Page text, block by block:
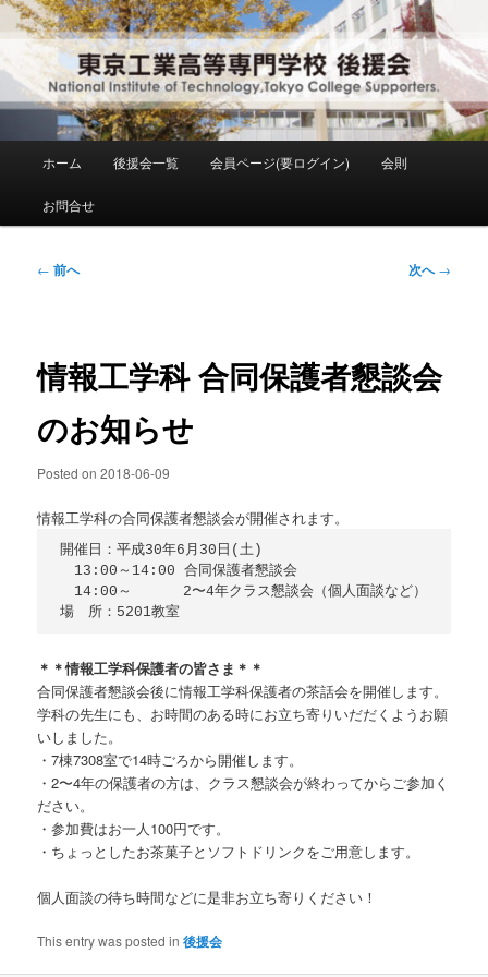
メ
イ
ン
コ
ン
東京工業高等専門学校 後援会
National Institute of Technology ,Tokyo College Supporters.
メ
ホーム 後援会一覧 会員ページ(要ログイン) 会則
お問合せ
投
ゲ
ー
ョ
ン
← 前へ 次へ→
情報工学科 合同保護者懇談会
のお知らせ
Posted on2018-06-09
情報工学科の合同保護者懇談会が開催されます。
開催日：平成30年6月30日(土)
13:00～14:00 合同保護者懇談会
14:00～ 　　　2〜4年クラス懇談会（個人面談など）
場　所：5201教室
＊＊情報工学科保護者の皆さま＊＊
合同保護者懇談会後に情報工学科保護者の茶話会を開催します。
学科の先生にも、お時間のある時にお立ち寄りいだだくようお願
いしました。
・7棟7308室で14時ごろから開催します。
・2〜4年の保護者の方は、クラス懇談会が終わってからご参加く
ださい。
・参加費はお一人100円です。
・ちょっとしたお茶菓子とソフトドリンクをご用意します。
個人面談の待ち時間などに是非お立ち寄りください！
This entry was posted in後援会